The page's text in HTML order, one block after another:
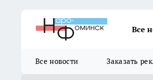
Все
Все новости Заказать